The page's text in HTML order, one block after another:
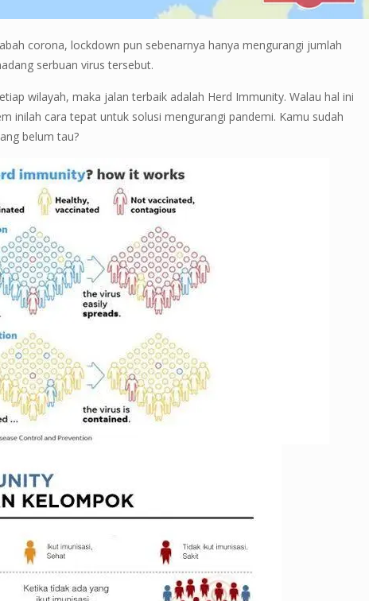
corona, lockdown pun sebenarnya hanya mengurangi jumlah
serbuan virus tersebut.
wilayah, maka jalan terbaik adalah Herd Immunity. Walau hal ini
inilah cara tepat untuk solusi mengurangi pandemi. Kamu sudah
belum tau?